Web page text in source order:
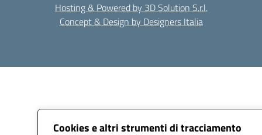
Cookies e altri strumenti di tracciamento
Hosting & Powered by 3D Solution S.r.l.
Concept & Design by Designers Italia